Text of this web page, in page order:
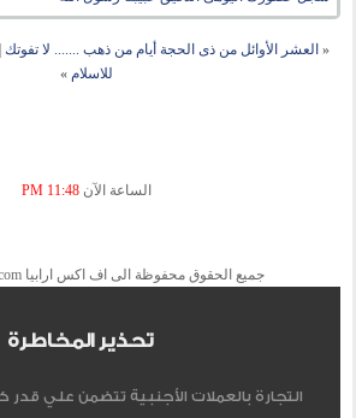
« العشر الأوائل من ذى الحجة أيام من ذهب ....... لا تفوتك
للاسلام »
الساعة الآن 11:48 PM
جميع الحقوق محفوظة الى اف اكس ارابيا www.fx-arabia.com
تحذير المخاطرة
التجارة بالعملات الأجنبية تتضمن علي